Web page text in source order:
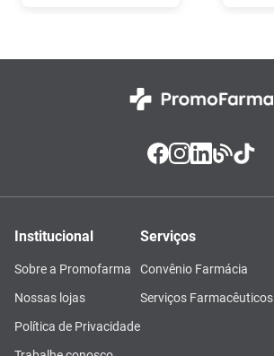
Institucional
Sobre a Promofarma
Nossas lojas
Política de Privacidade
Serviços
Convênio Farmácia
Serviços Farmacêuticos